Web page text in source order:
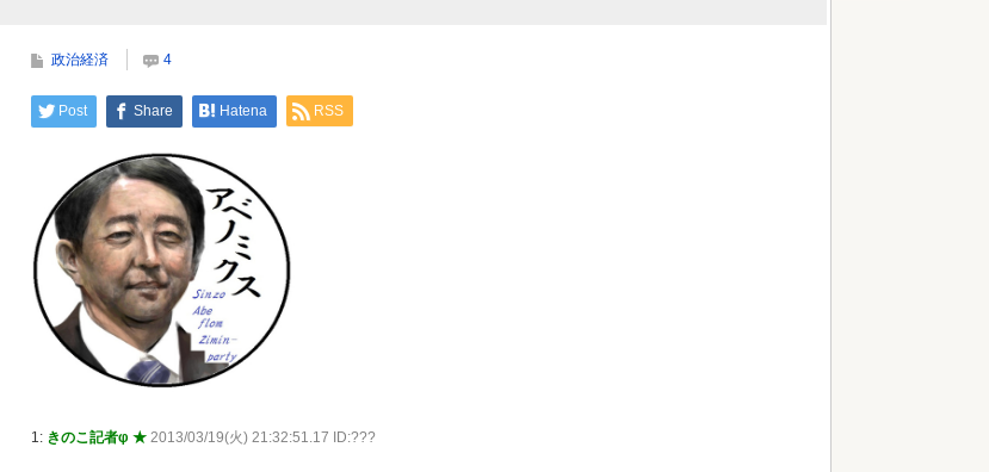
Powered by livedoor 相互RSS
政治経済 4
Post Share Hatena RSS
1: きのこ記者φ ★ 2013/03/19(火) 21:32:51.17 ID:???